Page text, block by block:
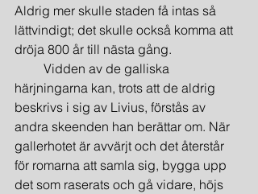
Aldrig mer skulle staden få intas så
lättvindigt; det skulle också komma att
dröja 800 år till nästa gång.
Vidden av de galliska
härjningarna kan, trots att de aldrig
beskrivs i sig av Livius, förstås av
andra skeenden han berättar om. När
gallerhotet är avvärjt och det återstår
för romarna att samla sig, bygga upp
det som raserats och gå vidare, höjs